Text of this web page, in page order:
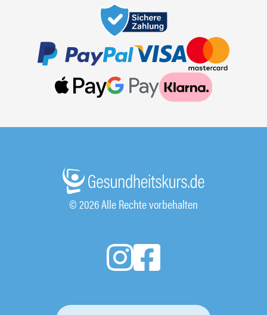
© 2026 Alle Rechte vorbehalten